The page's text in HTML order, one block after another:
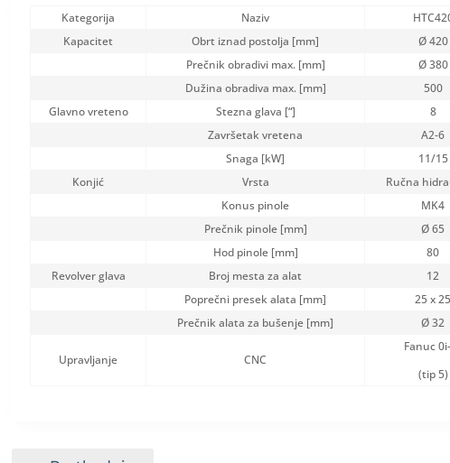
Kategorija Naziv
Kapacitet
Obrt iznad postolja [mm] Ø 420
Prečnik obradivi max. [mm]
Ø 380
Dužina obradiva max. [mm]
500
Glavno vreteno
Stezna glava [“] 8
Završetak vretena
A2-6
Snaga [kW]
11/15
Konjić
Vrsta Ručna
Konus pinole
MK4
Prečnik pinole [mm]
Ø 65
Hod pinole [mm]
80
Revolver glava
Broj mesta za alat 12
Poprečni presek alata [mm]
25 x 25
Prečnik alata za bušenje [mm]
Ø 32
Upravljanje CNC
Fanuc
(tip 5)